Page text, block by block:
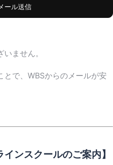
ール送信
ません。
で、WBSからのメールが安
インスクールのご案内】